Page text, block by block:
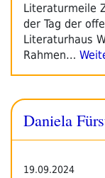
Literaturmeile
der Tag der
Literaturhaus
Rahmen…
Daniela
19.09.2024